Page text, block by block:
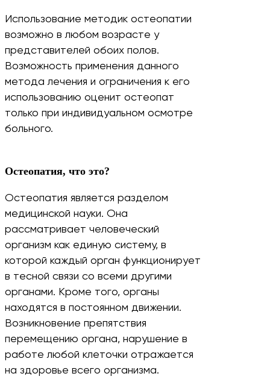
Использование методик остеопатии
возможно в любом возрасте у
представителей обоих полов.
Возможность применения данного
метода лечения и ограничения к его
использованию оценит остеопат
только при индивидуальном осмотре
больного.
Остеопатия, что это?
Остеопатия является разделом
медицинской науки. Она
рассматривает человеческий
организм как единую систему, в
которой каждый орган функционирует
в тесной связи со всеми другими
органами. Кроме того, органы
находятся в постоянном движении.
Возникновение препятствия
перемещению органа, нарушение в
работе любой клеточки отражается
на здоровье всего организма.